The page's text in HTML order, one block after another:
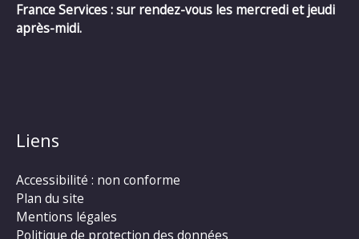
France Services : sur rendez-vous les mercredi et jeudi
après-midi.
Liens
Accessibilité : non conforme
Plan du site
Mentions légales
Politique de protection des données